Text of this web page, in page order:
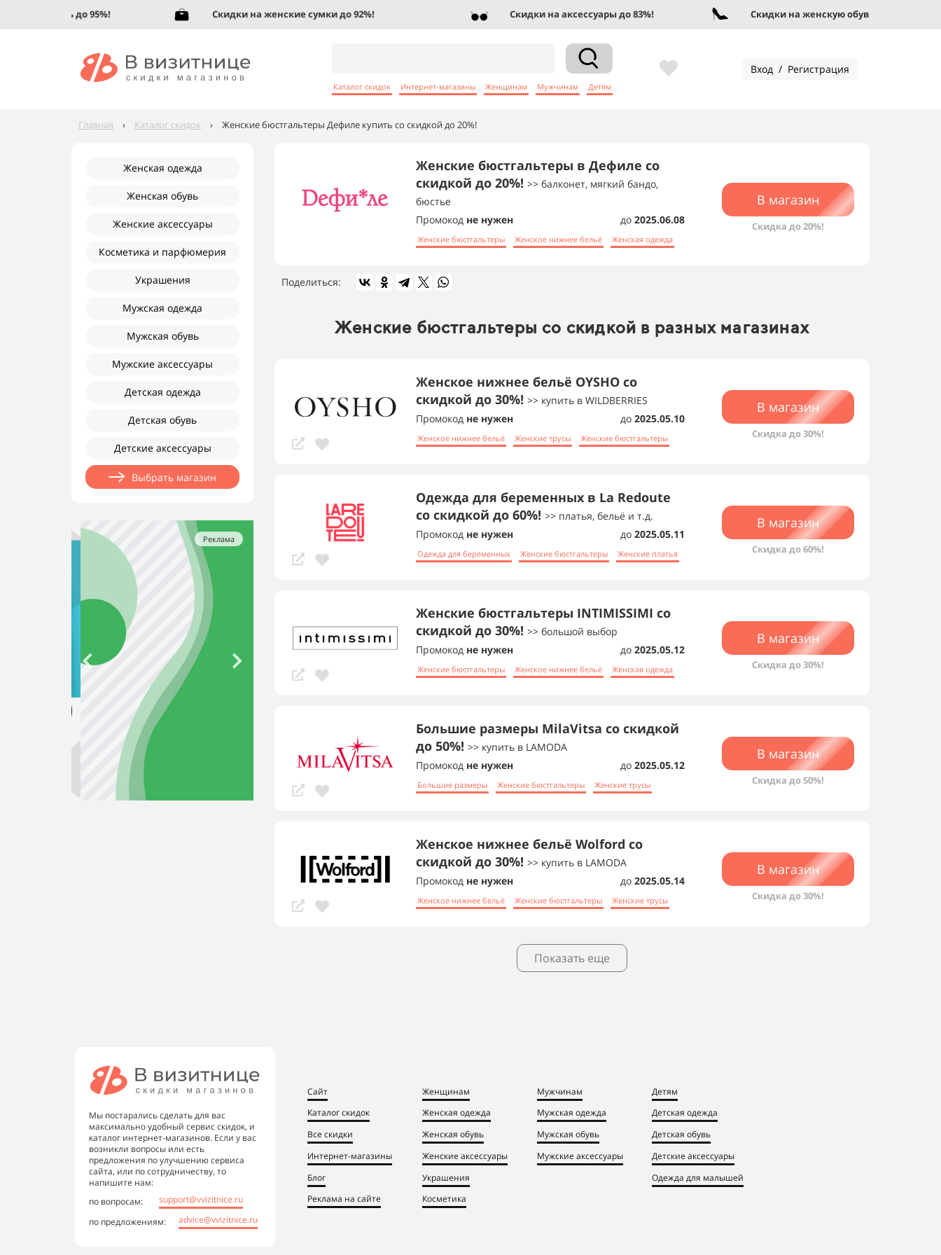
обувь до 95%! Скидки на женские сумки до 92%! Скидки на аксессуары до 83%! Скидки на женскую обувь до 95%!
Каталог скидок Интернет-магазины Женщинам Мужчинам Детям
Вход / Регистрация
Главная › Каталог скидок › Женские бюстгальтеры Дефиле купить со скидкой до 20%!
Женская одежда
Женская обувь
Женские аксессуары
Косметика и парфюмерия
Украшения
Мужская одежда
Мужская обувь
Мужские аксессуары
Детская одежда
Детская обувь
Детские аксессуары
Выбрать магазин
Реклама
Женские бюстгальтеры в Дефиле со
скидкой до 20%! >> балконет, мягкий бандо,
бюстье
Промокод не нужен до 2025.06.08
Женские бюстгальтеры Женское нижнее бельё Женская одежда
В магазин
Скидка до 20%!
Поделиться:
Женские бюстгальтеры со скидкой в разных магазинах
Женское нижнее бельё OYSHO со
скидкой до 30%! >> купить в WILDBERRIES
Промокод не нужен до 2025.05.10
Женское нижнее бельё Женские трусы Женские бюстгальтеры
В магазин
Скидка до 30%!
Одежда для беременных в La Redoute
со скидкой до 60%! >> платья, бельё и т.д.
Промокод не нужен до 2025.05.11
Одежда для беременных Женские бюстгальтеры Женские платья
В магазин
Скидка до 60%!
Женские бюстгальтеры INTIMISSIMI со
скидкой до 30%! >> большой выбор
Промокод не нужен до 2025.05.12
Женские бюстгальтеры Женское нижнее бельё Женская одежда
В магазин
Скидка до 30%!
Большие размеры MilaVitsa со скидкой
до 50%! >> купить в LAMODA
Промокод не нужен до 2025.05.12
Большие размеры Женские бюстгальтеры Женские трусы
В магазин
Скидка до 50%!
Женское нижнее бельё Wolford со
скидкой до 30%! >> купить в LAMODA
Промокод не нужен до 2025.05.14
Женское нижнее бельё Женские бюстгальтеры Женские трусы
В магазин
Скидка до 30%!
Показать еще
Мы постарались сделать для вас
максимально удобный сервис скидок, и
каталог интернет-магазинов. Если у вас
возникли вопросы или есть
предложения по улучшению сервиса
сайта, или по сотрудничеству, то
напишите нам:
по вопросам:
support@vvizitnice.ru
по предложениям:
advice@vvizitnice.ru
Сайт
Каталог скидок
Все скидки
Интернет-магазины
Блог
Реклама на сайте
Женщинам
Женская одежда
Женская обувь
Женские аксессуары
Украшения
Косметика
Мужчинам
Мужская одежда
Мужская обувь
Мужские аксессуары
Детям
Детская одежда
Детская обувь
Детские аксессуары
Одежда для малышей